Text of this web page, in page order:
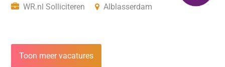
WR.nl Solliciteren
Alblasserdam
Toon meer vacatures